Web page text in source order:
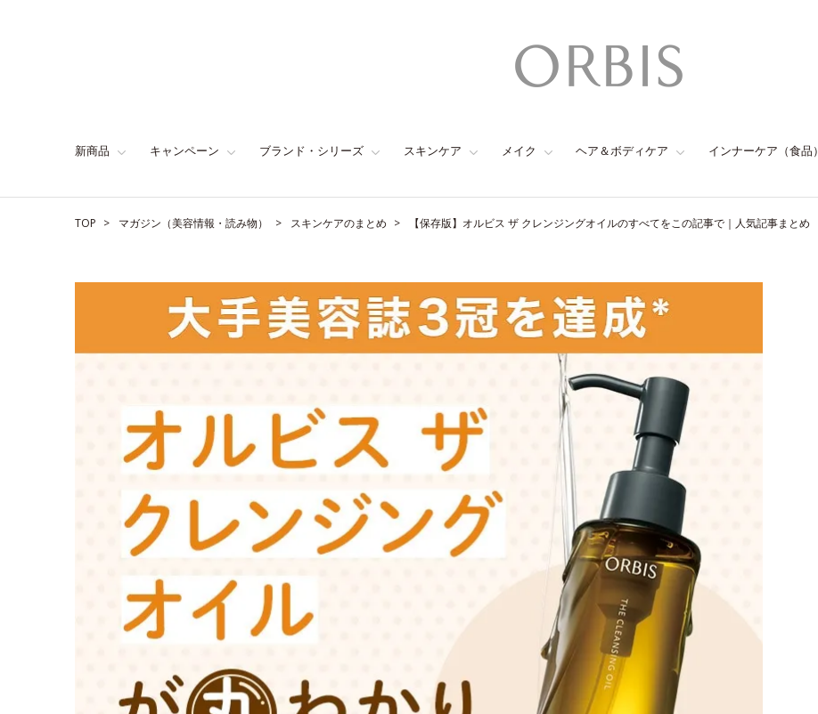
新商品 キャンペーン ブランド・シリーズ スキンケア メイク ヘア＆ボディケア インナーケア（食品）
TOP マガジン（美容情報・読み物） スキンケアのまとめ 【保存版】オルビス ザ クレンジングオイルのすべてをこの記事で｜人気記事まとめ